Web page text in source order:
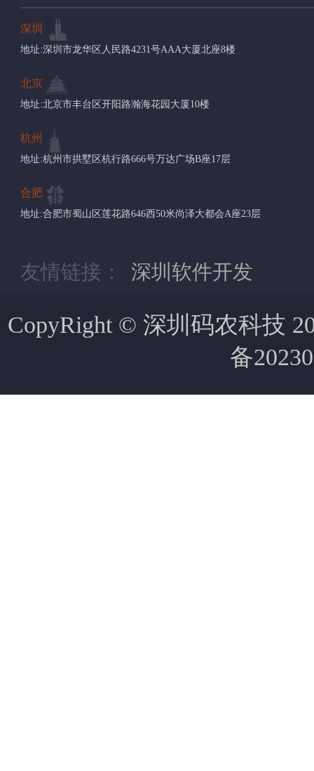
深圳
地址:深圳市龙华区人民路4231号AAA大厦北座8楼
北京
地址:北京市丰台区开阳路瀚海花园大厦10楼
杭州
地址:杭州市拱墅区杭行路666号万达广场B座17层
合肥
地址:合肥市蜀山区莲花路646西50米尚泽大都会A座23层
友情链接：深圳软件开发
CopyRight © 深圳码农科技
备